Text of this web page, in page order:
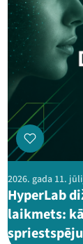
2026. gada 11.
HyperLab
laikmets: